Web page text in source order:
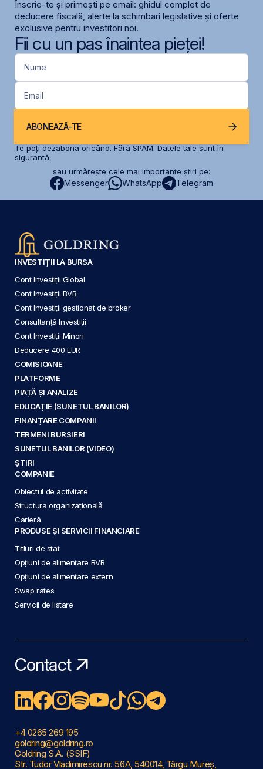
Înscrie-te și primești pe email: ghidul complet de
deducere fiscală, alerte la schimbari legislative și oferte
exclusive pentru investitori noi.
Fii cu un pas înaintea pieței!
Nume
Email
ABONEAZĂ-TE
Te poți dezabona oricând. Fără SPAM. Datele tale sunt în
siguranță.
sau urmărește cele mai importante știri pe:
Messenger WhatsApp Telegram
INVESTIȚII LA BURSA
Cont Investiții Global
Cont Investiții BVB
Cont Investiții gestionat de broker
Consultanță Investiții
Cont Investiții Minori
Deducere 400 EUR
COMISIOANE
PLATFORME
PIAȚĂ ȘI ANALIZE
EDUCAȚIE (SUNETUL BANILOR)
FINANȚARE COMPANII
TERMENI BURSIERI
SUNETUL BANILOR (VIDEO)
ȘTIRI
COMPANIE
Obiectul de activitate
Structura organizațională
Carieră
PRODUSE ȘI SERVICII FINANCIARE
Titluri de stat
Opțiuni de alimentare BVB
Opțiuni de alimentare extern
Swap rates
Servicii de listare
Contact
+4 0265 269 195
goldring@goldring.ro
Goldring S.A. (SSIF)
Str. Tudor Vladimirescu nr. 56A, 540014, Târgu Mureș,